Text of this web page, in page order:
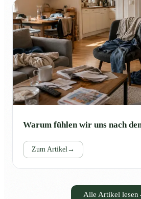
Warum fühlen wir uns nach
Zum Artikel →
Alle Artikel lesen